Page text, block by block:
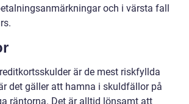
och i värsta fall
är de mest riskfyllda
det gäller att hamna i skuldfällor på
räntorna. Det är alltid lönsamt att